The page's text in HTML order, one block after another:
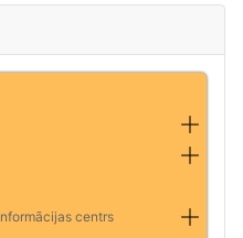
centrs